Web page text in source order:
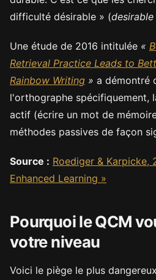
difficulté désirable » (
Une étude de 2016 intitulée «
Retrieval Practice Leads to
Rainbow Writing » a démontré
l'orthographe spécifiquement,
actif (écrire un mot de
méthodes passives de façon
Source : Roediger &
Enhanced Learning »
Pourquoi le QCM
votre niveau
Voici le piège le plus